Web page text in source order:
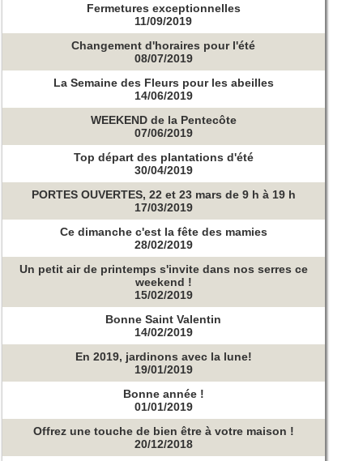
Fermetures exceptionnelles
11/09/2019
Changement d'horaires pour l'été
08/07/2019
La Semaine des Fleurs pour les abeilles
14/06/2019
WEEKEND de la Pentecôte
07/06/2019
Top départ des plantations d'été
30/04/2019
PORTES OUVERTES, 22 et 23 mars de 9 h à 19 h
17/03/2019
Ce dimanche c'est la fête des mamies
28/02/2019
Un petit air de printemps s'invite dans nos serres ce
weekend !
15/02/2019
Bonne Saint Valentin
14/02/2019
En 2019, jardinons avec la lune!
19/01/2019
Bonne année !
01/01/2019
Offrez une touche de bien être à votre maison !
20/12/2018